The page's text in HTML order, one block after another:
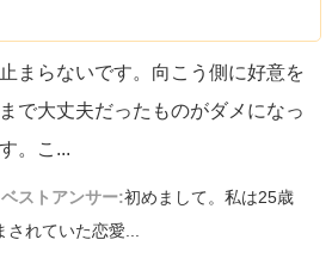
まらないです。向こう側に好意を
で大丈夫だったものがダメになっ
。こ ...
ベストアンサー:初めまして。私は25歳
されていた恋愛...